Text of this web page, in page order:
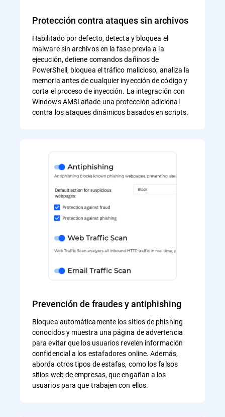
Protección contra ataques sin archivos
Habilitado por defecto, detecta y bloquea el
malware sin archivos en la fase previa a la
ejecución, detiene comandos dañinos de
PowerShell, bloquea el tráfico malicioso, analiza la
memoria antes de cualquier inyección de código y
corta el proceso de inyección. La integración con
Windows AMSI añade una protección adicional
contra los ataques dinámicos basados en scripts.
Prevención de fraudes y antiphishing
Bloquea automáticamente los sitios de phishing
conocidos y muestra una página de advertencia
para evitar que los usuarios revelen información
confidencial a los estafadores online. Además,
aborda otros tipos de estafas, como los falsos
sitios web de empresas, que engañan a los
usuarios para que trabajen con ellos.